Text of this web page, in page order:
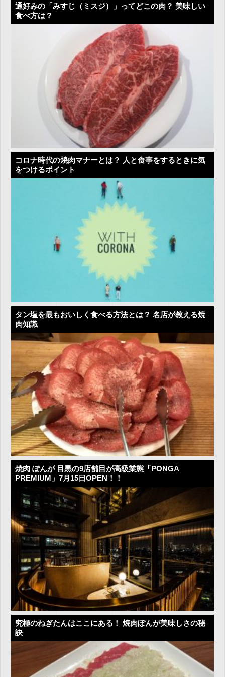
通好みの「みすじ（ミスジ）」ってどこの肉？ 美味しい
食べ方は？
コロナ時代の焼肉マナーとは？ 人と食事をするときに気
をつけるポイント
タン塩を最もおいしく食べる方法とは？ 名店が教える焼
肉知識
焼肉 ぽんが 目黒の9店舗目が高級業態「PONGA
PREMIUM」7月15日OPEN！！
究極のねぎたんはここにある！ 焼肉ぽんが美味しさの秘
訣